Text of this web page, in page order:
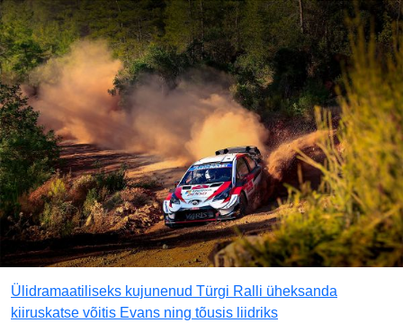
Ülidramaatiliseks kujunenud Türgi Ralli üheksanda
kiiruskatse võitis Evans ning tõusis liidriks